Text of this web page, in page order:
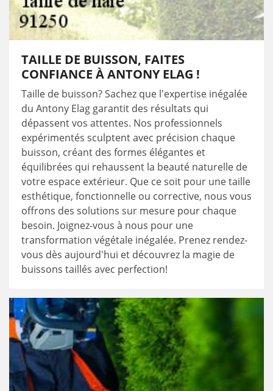
TAILLE DE BUISSON, FAITES
CONFIANCE À ANTONY ELAG !
Taille de buisson? Sachez que l'expertise inégalée
du Antony Elag garantit des résultats qui
dépassent vos attentes. Nos professionnels
expérimentés sculptent avec précision chaque
buisson, créant des formes élégantes et
équilibrées qui rehaussent la beauté naturelle de
votre espace extérieur. Que ce soit pour une taille
esthétique, fonctionnelle ou corrective, nous vous
offrons des solutions sur mesure pour chaque
besoin. Joignez-vous à nous pour une
transformation végétale inégalée. Prenez rendez-
vous dès aujourd'hui et découvrez la magie de
buissons taillés avec perfection!